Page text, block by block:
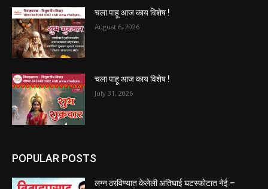
चला पाहू आज काय विशेष !
August 6, 2026
चला पाहू आज काय विशेष !
July 31, 2026
POPULAR POSTS
लग्न ठरविण्यात केलेली अतिघाई घटस्फोटात नेई –